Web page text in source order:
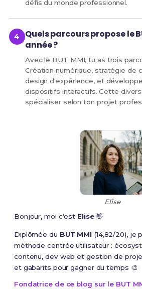
défis du monde professionnel.
Quels parcours propose le
année ?
Avec le BUT MMI, tu as trois
Création numérique, stratégie de
design d'expérience, et
dispositifs interactifs. Cette
spécialiser selon ton projet
Elise
Bonjour, moi c’est Elise👋
Diplômée du BUT MMI (14,82/20), je
méthode centrée utilisateur :
contenu, dev web et gestion de
et gabarits pour gagner du temps 🎨
Fondatrice de ce blog sur le BUT